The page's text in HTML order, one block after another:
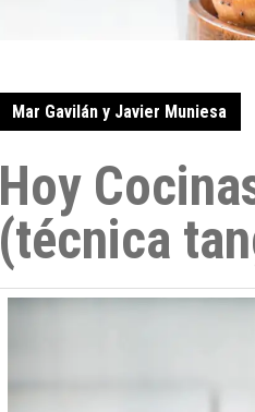
Mar Gavilán y Javier Muniesa
Hoy
(técnica